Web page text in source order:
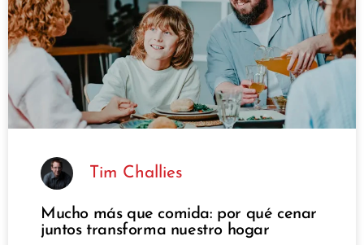
Tim Challies
Mucho más que comida: por qué cenar
juntos transforma nuestro hogar